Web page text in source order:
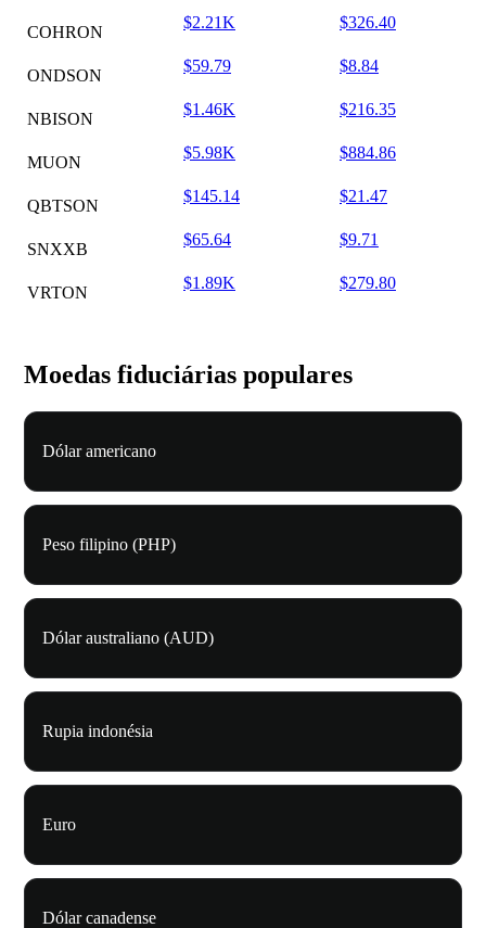
COHRON
$2.21K $326.40
ONDSON
$59.79 $8.84
NBISON
$1.46K $216.35
MUON
$5.98K $884.86
QBTSON
$145.14 $21.47
SNXXB
$65.64 $9.71
VRTON
$1.89K $279.80
Moedas fiduciárias populares
Dólar americano
Peso filipino (PHP)
Dólar australiano (AUD)
Rupia indonésia
Euro
Dólar canadense